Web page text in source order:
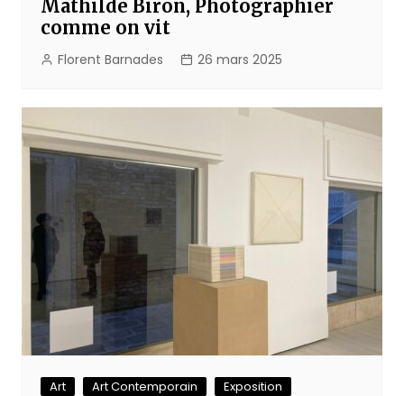
Mathilde Biron, Photographier
comme on vit
Florent Barnades 26 mars 2025
Art Art Contemporain Exposition